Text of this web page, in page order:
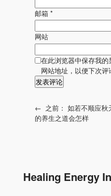
邮箱 *
网站
在此浏览器中保存我
网站地址，以便下次评
← 之前： 如若不顺应秋
的养生之道会怎样
Healing Energy